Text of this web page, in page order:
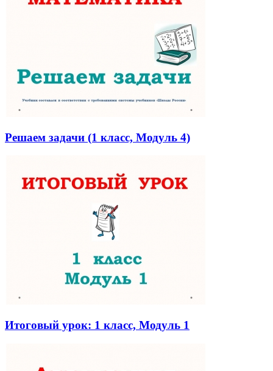
Решаем задачи (1 класс, Модуль 4)
Итоговый урок: 1 класс, Модуль 1